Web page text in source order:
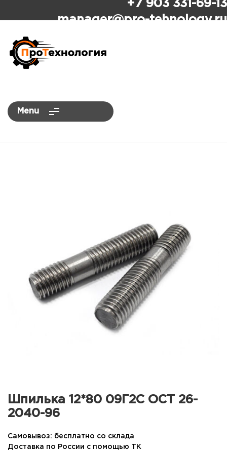
+7 903 331-69-13
manager@pro-tehnology.ru
Menu
Шпилька 12*80 09Г2С ОСТ 26-
2040-96
Самовывоз: бесплатно со склада
Доставка по России с помощью ТК